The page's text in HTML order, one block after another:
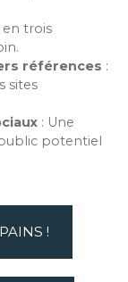
trois
références :
sites
: Une
potentiel
!